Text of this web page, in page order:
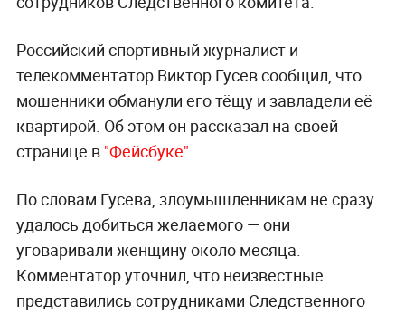
Российский спортивный журналист и
телекомментатор Виктор Гусев сообщил, что
мошенники обманули его тёщу и завладели её
квартирой. Об этом он рассказал на своей
странице в "Фейсбуке".
По словам Гусева, злоумышленникам не сразу
удалось добиться желаемого — они
уговаривали женщину около месяца.
Комментатор уточнил, что неизвестные
представились сотрудниками Следственного